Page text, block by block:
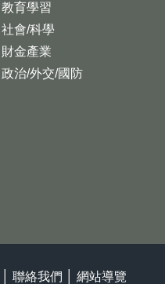
教育學習
社會/科學
財金產業
政治/外交/國防
聯絡我們 網站導覽